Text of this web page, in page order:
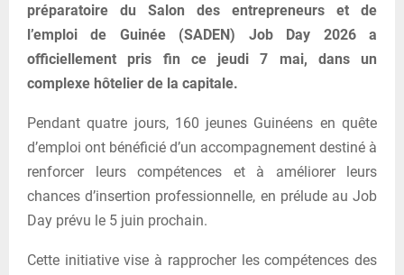
préparatoire du Salon des entrepreneurs et de
l’emploi de Guinée (SADEN) Job Day 2026 a
officiellement pris fin ce jeudi 7 mai, dans un
complexe hôtelier de la capitale.
Pendant quatre jours, 160 jeunes Guinéens en quête
d’emploi ont bénéficié d’un accompagnement destiné à
renforcer leurs compétences et à améliorer leurs
chances d’insertion professionnelle, en prélude au Job
Day prévu le 5 juin prochain.
Cette initiative vise à rapprocher les compétences des